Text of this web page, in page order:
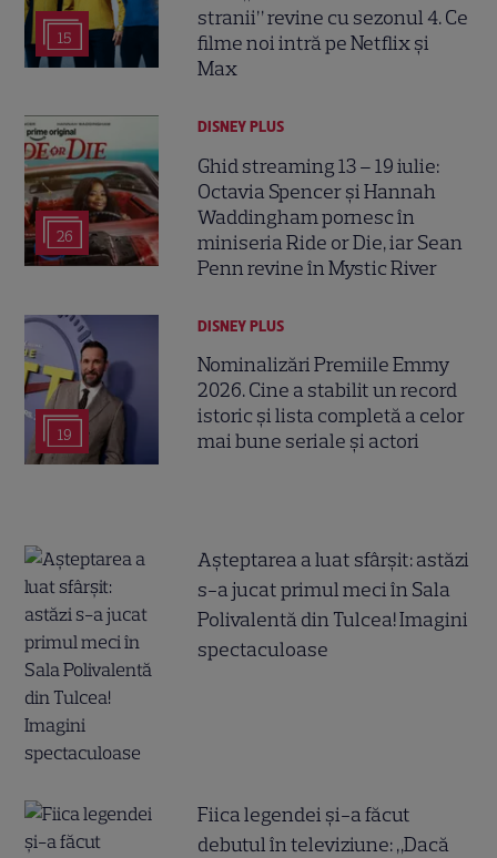
15
stranii” revine cu sezonul 4. Ce
filme noi intră pe Netflix și
Max
26
DISNEY PLUS
Ghid streaming 13 – 19 iulie:
Octavia Spencer și Hannah
Waddingham pornesc în
miniseria Ride or Die, iar Sean
Penn revine în Mystic River
19
DISNEY PLUS
Nominalizări Premiile Emmy
2026. Cine a stabilit un record
istoric și lista completă a celor
mai bune seriale și actori
Așteptarea a luat sfârșit: astăzi
s-a jucat primul meci în Sala
Polivalentă din Tulcea! Imagini
spectaculoase
Fiica legendei și-a făcut
debutul în televiziune: „Dacă